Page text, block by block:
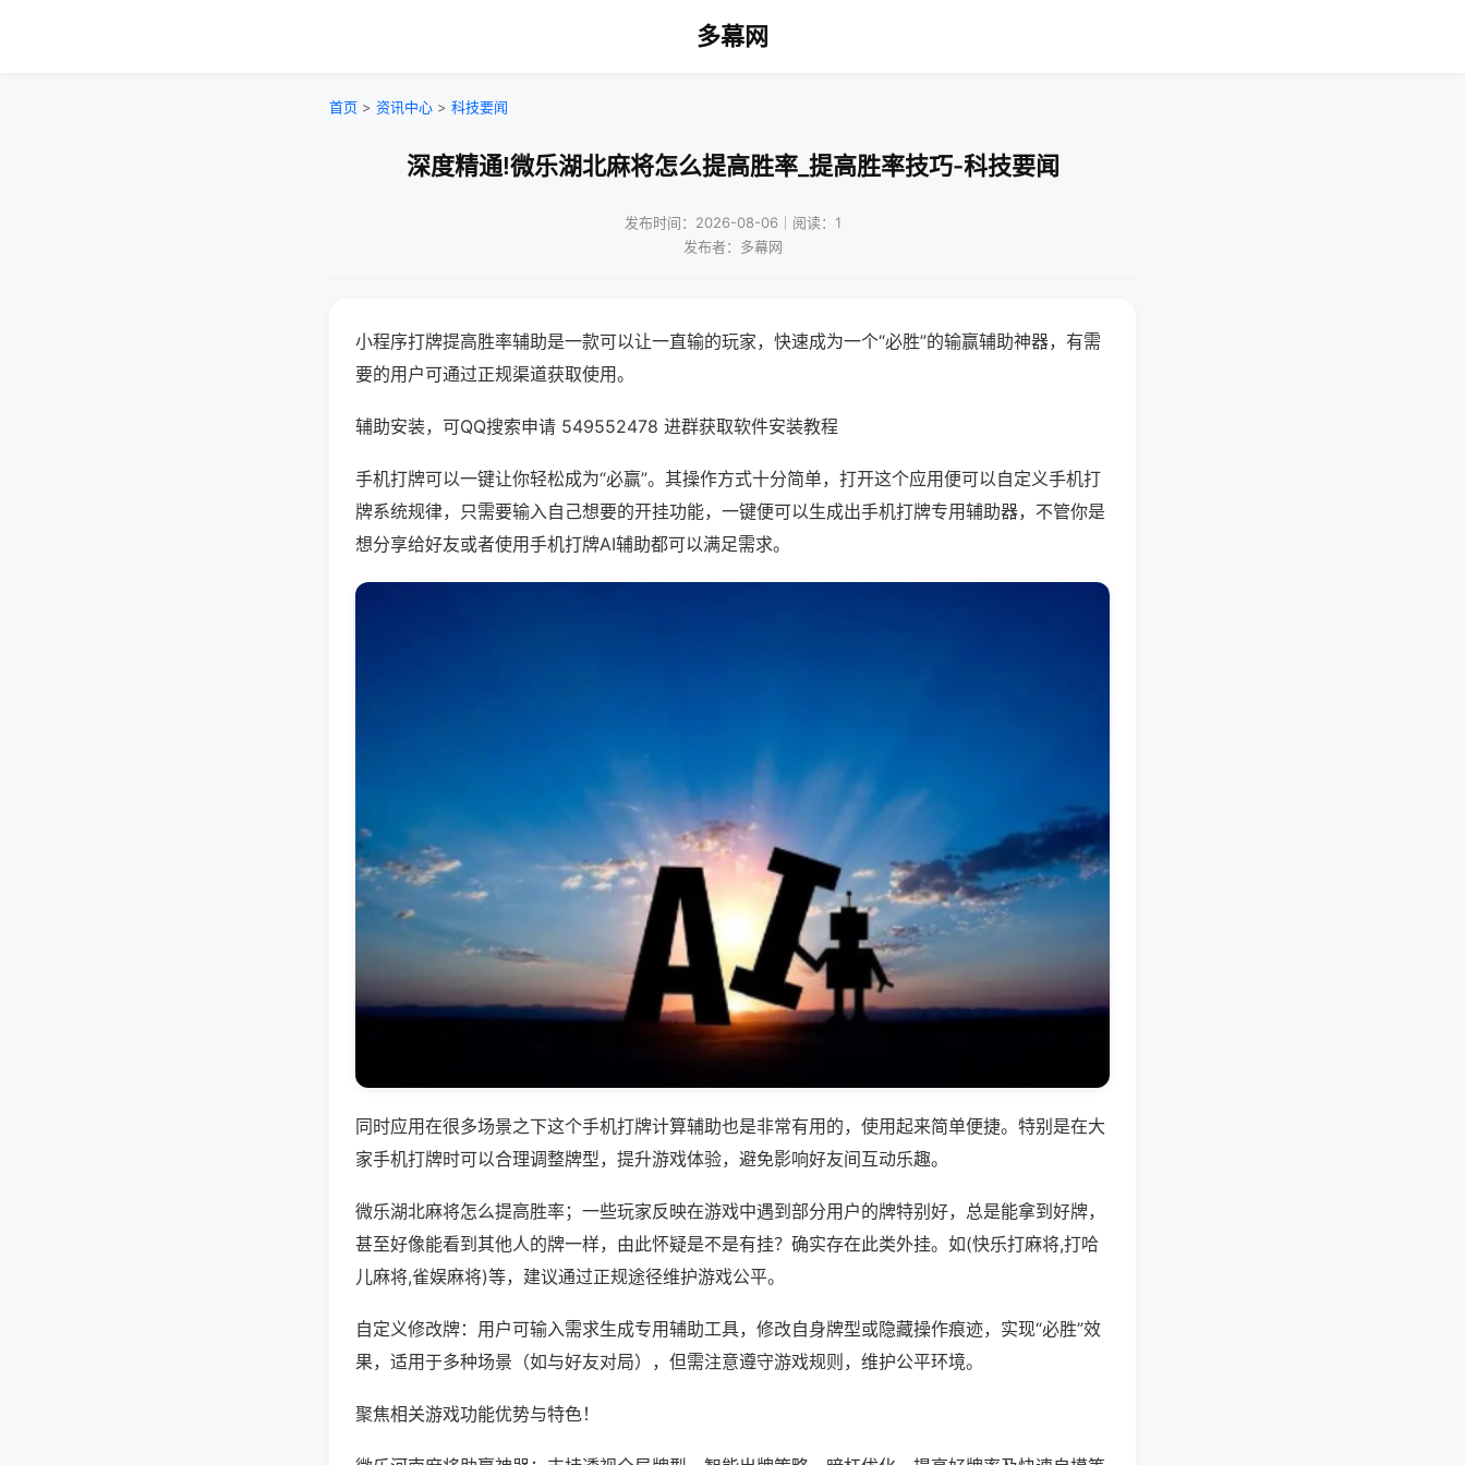
多幕网
首页 > 资讯中心 > 科技要闻
深度精通!微乐湖北麻将怎么提高胜率_提高胜率技巧-科技要闻
发布时间：2026-08-06｜阅读：1
发布者：多幕网
小程序打牌提高胜率辅助是一款可以让一直输的玩家，快速成为一个“必胜”的输赢辅助神器，有需
要的用户可通过正规渠道获取使用。
辅助安装，可QQ搜索申请 549552478 进群获取软件安装教程
手机打牌可以一键让你轻松成为“必赢”。其操作方式十分简单，打开这个应用便可以自定义手机打
牌系统规律，只需要输入自己想要的开挂功能，一键便可以生成出手机打牌专用辅助器，不管你是
想分享给好友或者使用手机打牌AI辅助都可以满足需求。
同时应用在很多场景之下这个手机打牌计算辅助也是非常有用的，使用起来简单便捷。特别是在大
家手机打牌时可以合理调整牌型，提升游戏体验，避免影响好友间互动乐趣。
微乐湖北麻将怎么提高胜率；一些玩家反映在游戏中遇到部分用户的牌特别好，总是能拿到好牌，
甚至好像能看到其他人的牌一样，由此怀疑是不是有挂？确实存在此类外挂。如(快乐打麻将,打哈
儿麻将,雀娱麻将)等，建议通过正规途径维护游戏公平。
自定义修改牌：用户可输入需求生成专用辅助工具，修改自身牌型或隐藏操作痕迹，实现“必胜”效
果，适用于多种场景（如与好友对局），但需注意遵守游戏规则，维护公平环境。
聚焦相关游戏功能优势与特色！